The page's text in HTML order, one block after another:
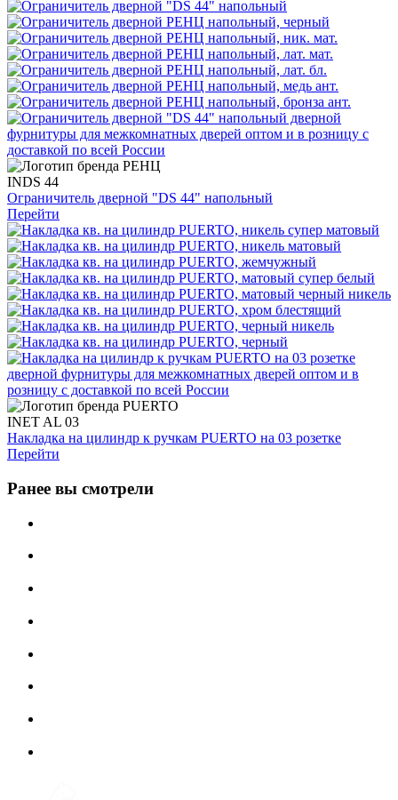
INDS 44
Ограничитель дверной "DS 44" напольный
Перейти
INET AL 03
Накладка на цилиндр к ручкам PUERTO на 03 розетке
Перейти
Ранее вы смотрели